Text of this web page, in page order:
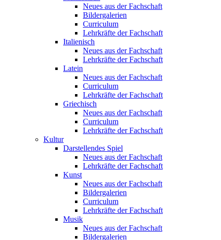
Neues aus der Fachschaft
Bildergalerien
Curriculum
Lehrkräfte der Fachschaft
Italienisch
Neues aus der Fachschaft
Lehrkräfte der Fachschaft
Latein
Neues aus der Fachschaft
Curriculum
Lehrkräfte der Fachschaft
Griechisch
Neues aus der Fachschaft
Curriculum
Lehrkräfte der Fachschaft
Kultur
Darstellendes Spiel
Neues aus der Fachschaft
Lehrkräfte der Fachschaft
Kunst
Neues aus der Fachschaft
Bildergalerien
Curriculum
Lehrkräfte der Fachschaft
Musik
Neues aus der Fachschaft
Bildergalerien